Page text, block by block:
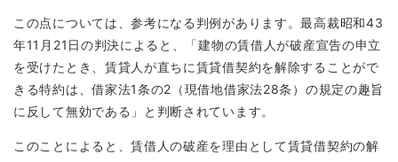
この点については、参考になる判例があります。最高裁昭和43
年11月21日の判決によると、「建物の賃借人が破産宣告の申立
を受けたとき、賃貸人が直ちに賃貸借契約を解除することがで
きる特約は、借家法1条の2（現借地借家法28条）の規定の趣旨
に反して無効である」と判断されています。
このことによると、賃借人の破産を理由として賃貸借契約の解